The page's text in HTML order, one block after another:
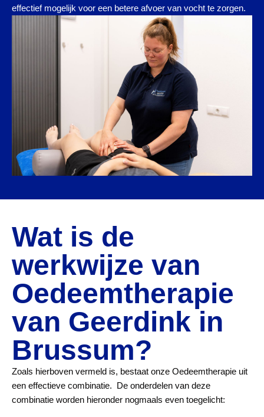
effectief mogelijk voor een betere afvoer van vocht te zorgen.
Wat is de
werkwijze van
Oedeemtherapie
van Geerdink in
Brussum?
Zoals hierboven vermeld is, bestaat onze Oedeemtherapie uit
een effectieve combinatie. De onderdelen van deze
combinatie worden hieronder nogmaals even toegelicht: